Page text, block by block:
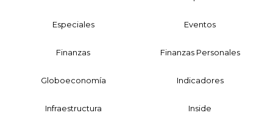
Especiales Eventos
Finanzas Finanzas Personales
Globoeconomía Indicadores
Infraestructura Inside